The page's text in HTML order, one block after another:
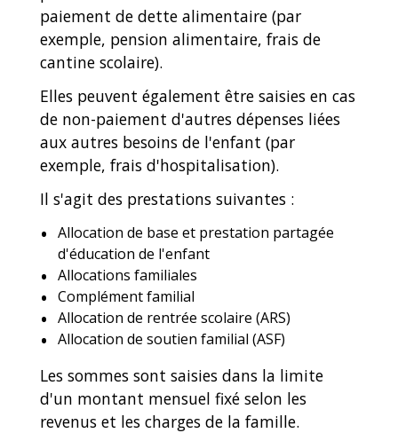
paiement de dette alimentaire (par
exemple, pension alimentaire, frais de
cantine scolaire).
Elles peuvent également être saisies en cas
de non-paiement d'autres dépenses liées
aux autres besoins de l'enfant (par
exemple, frais d'hospitalisation).
Il s'agit des prestations suivantes :
Allocation de base et prestation partagée
d'éducation de l'enfant
Allocations familiales
Complément familial
Allocation de rentrée scolaire (ARS)
Allocation de soutien familial (ASF)
Les sommes sont saisies dans la limite
d'un montant mensuel fixé selon les
revenus et les charges de la famille.